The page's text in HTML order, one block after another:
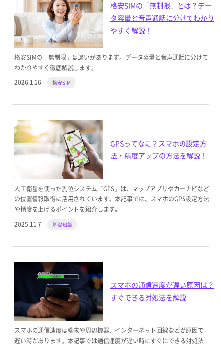
格安SIMの「無制限」とは？デー
タ容量と音声通話に分けてわかり
やすく解説！
格安SIMの「無制限」は違いがあります。データ容量と音声通話に分けて
わかりやすく徹底解説します。
2026.1.26
格安SIM
GPSってなに？スマホの設定方
法・精度アップの方法を解説！
人工衛星を使った測位システム「GPS」は、マップアプリやカーナビなど
の位置情報取得に活用されています。本記事では、スマホのGPS設定方法
や精度を上げるポイントを紹介します。
2025.11.7
基礎知識
スマホの通信速度が遅い原因は？
すぐできる対処法を解説
スマホの通信速度は端末や周辺機器、インターネット回線などが原因で
遅い時があります。本記事では通信速度が遅い時にすぐにできる対処法